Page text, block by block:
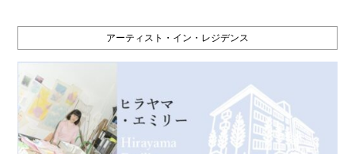
アーティスト・イン・レジデンス